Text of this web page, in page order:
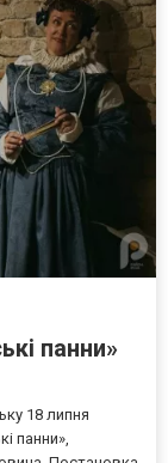
панни»
18 липня
панни»,